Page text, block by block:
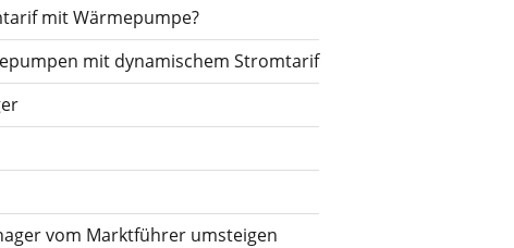
mit Wärmepumpe?
mit dynamischem Stromtarif
vom Marktführer umsteigen